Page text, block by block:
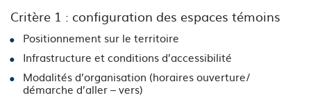
Critère 1 : configuration des espaces témoins
Positionnement sur le territoire
Infrastructure et conditions d’accessibilité
Modalités d’organisation (horaires ouverture/
démarche d’aller – vers)